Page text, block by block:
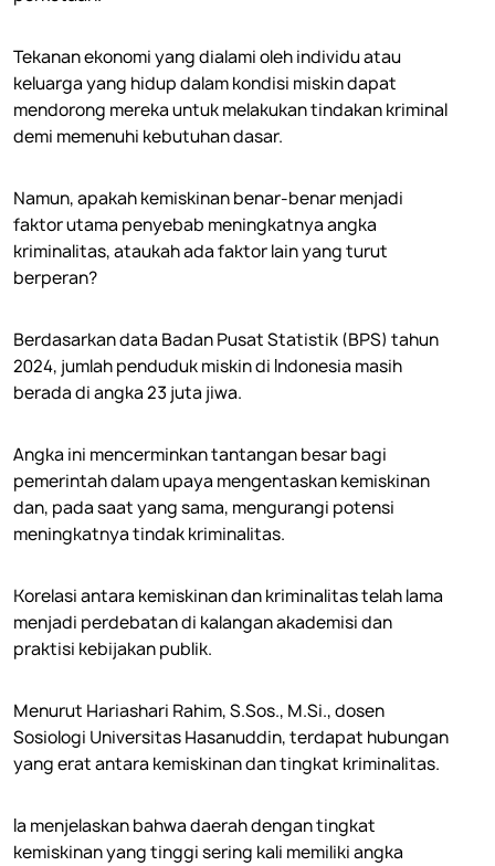
Tekanan ekonomi yang dialami oleh individu atau
keluarga yang hidup dalam kondisi miskin dapat
mendorong mereka untuk melakukan tindakan kriminal
demi memenuhi kebutuhan dasar.
Namun, apakah kemiskinan benar-benar menjadi
faktor utama penyebab meningkatnya angka
kriminalitas, ataukah ada faktor lain yang turut
berperan?
Berdasarkan data Badan Pusat Statistik (BPS) tahun
2024, jumlah penduduk miskin di Indonesia masih
berada di angka 23 juta jiwa.
Angka ini mencerminkan tantangan besar bagi
pemerintah dalam upaya mengentaskan kemiskinan
dan, pada saat yang sama, mengurangi potensi
meningkatnya tindak kriminalitas.
Korelasi antara kemiskinan dan kriminalitas telah lama
menjadi perdebatan di kalangan akademisi dan
praktisi kebijakan publik.
Menurut Hariashari Rahim, S.Sos., M.Si., dosen
Sosiologi Universitas Hasanuddin, terdapat hubungan
yang erat antara kemiskinan dan tingkat kriminalitas.
Ia menjelaskan bahwa daerah dengan tingkat
kemiskinan yang tinggi sering kali memiliki angka